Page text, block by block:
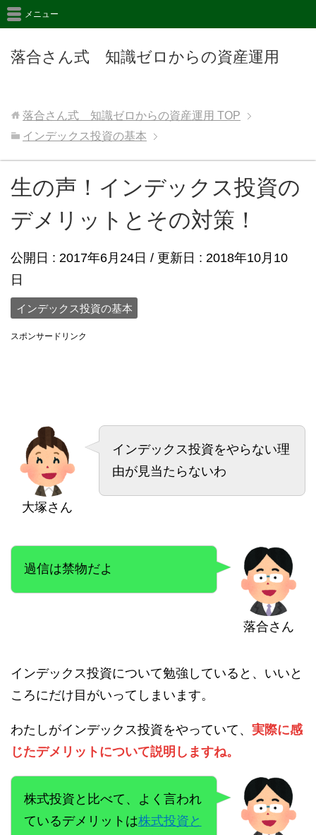
落合さん式 知識ゼロからの資産運用
メニュー
落合さん式 知識ゼロからの資産運用 TOP
インデックス投資の基本
生の声！インデックス投資の
デメリットとその対策！
公開日 : 2017年6月24日 / 更新日 : 2018年10月10
日
インデックス投資の基本
スポンサードリンク
大塚さん
インデックス投資をやらない理
由が見当たらないわ
落合さん
過信は禁物だよ
インデックス投資について勉強していると、いいと
ころにだけ目がいってしまいます。
わたしがインデックス投資をやっていて、 実際に感
じたデメリットについて説明しますね。
株式投資と比べて、よく言われ
ているデメリットは株式投資と